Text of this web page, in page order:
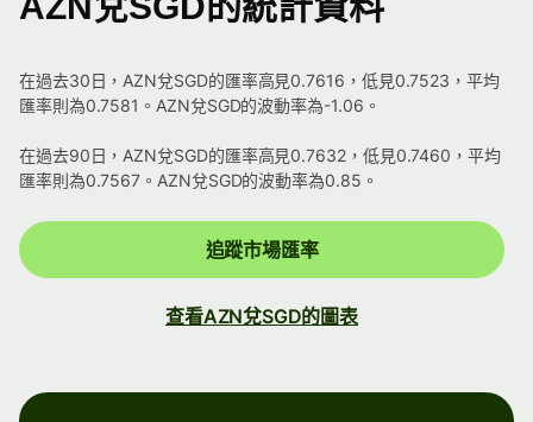
在過去30日，AZN兌SGD的匯率高見0.7616，低見0.7523，平均
匯率則為0.7581。AZN兌SGD的波動率為-1.06。
在過去90日，AZN兌SGD的匯率高見0.7632，低見0.7460，平均
匯率則為0.7567。AZN兌SGD的波動率為0.85。
追蹤市場匯率
查看AZN兌SGD的圖表